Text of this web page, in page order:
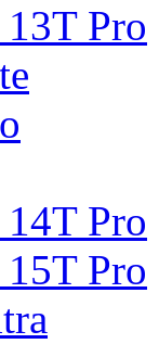
Pro
Pro
Pro